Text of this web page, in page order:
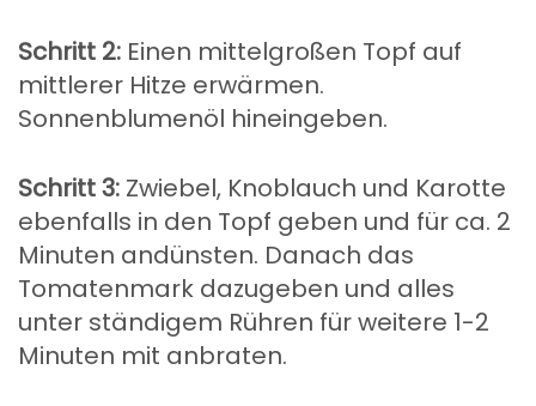
Schritt 2: Einen mittelgroßen Topf auf
mittlerer Hitze erwärmen.
Sonnenblumenöl hineingeben.
Schritt 3: Zwiebel, Knoblauch und Karotte
ebenfalls in den Topf geben und für ca. 2
Minuten andünsten. Danach das
Tomatenmark dazugeben und alles
unter ständigem Rühren für weitere 1-2
Minuten mit anbraten.